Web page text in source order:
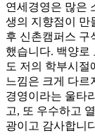
연세경영은 많은
생의 지향점이 만
후 신촌캠퍼스 구
했습니다. 백양로
도 저의 학부시절
느낌은 크게 다르
경영이라는 울타
고, 또 우수하고
광이고 감사합니